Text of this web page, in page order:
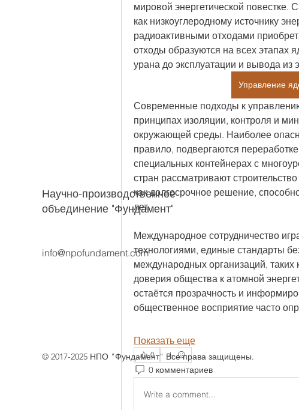
мировой энергетической повестке.
как низкоуглеродному источнику
радиоактивными отходами
отходы образуются на всех этапах
урана до эксплуатации и вывода из
Управление
Современные подходы к
принципах изоляции, контроля и
окружающей среды. Наиболее
правило, подвергаются
специальных контейнерах с
стран рассматривают
как долгосрочное решение,
лет.
Международное сотрудничество
технологиями, единые стандарты
международных организаций,
доверия общества к атомной
остаётся прозрачность и
общественное восприятие часто
Показать еще
0
0 комментариев
Write a comment...
Научно-производственное
объединение "Фундамент"
info@npofundament.com
© 2017-2025 НПО "Фундамент" Все права защищены.